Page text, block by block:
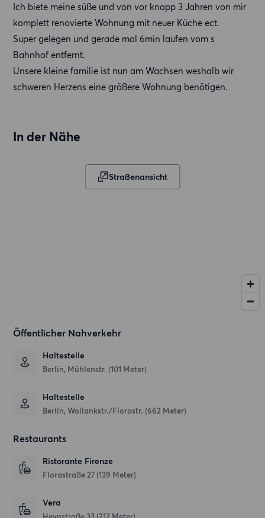
Ich biete meine süße und von vor knapp 3 Jahren von mir
komplett renovierte Wohnung mit neuer Küche ect.
Super gelegen und gerade mal 6min laufen vom s
Bahnhof entfernt.
Unsere kleine familie ist nun am Wachsen weshalb wir
schweren Herzens eine größere Wohnung benötigen.
In der Nähe
Straßenansicht
Öffentlicher Nahverkehr
Haltestelle
Berlin, Mühlenstr. (101 Meter)
Haltestelle
Berlin, Wollankstr./Florastr. (662 Meter)
Restaurants
Ristorante Firenze
Florastraße 27 (139 Meter)
Vera